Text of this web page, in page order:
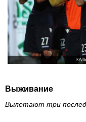
Выживание
Вылетают три